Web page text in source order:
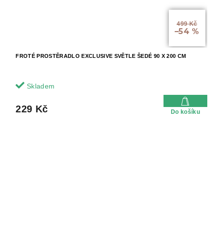
499 Kč
–54 %
FROTÉ PROSTĚRADLO EXCLUSIVE SVĚTLE ŠEDÉ 90 X 200 CM
Skladem
229 Kč Do košíku